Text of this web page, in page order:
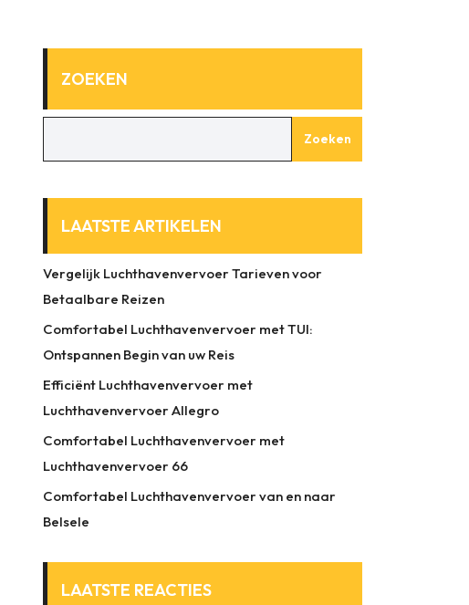
ZOEKEN
Zoeken
LAATSTE ARTIKELEN
Vergelijk Luchthavenvervoer Tarieven voor
Betaalbare Reizen
Comfortabel Luchthavenvervoer met TUI:
Ontspannen Begin van uw Reis
Efficiënt Luchthavenvervoer met
Luchthavenvervoer Allegro
Comfortabel Luchthavenvervoer met
Luchthavenvervoer 66
Comfortabel Luchthavenvervoer van en naar
Belsele
LAATSTE REACTIES